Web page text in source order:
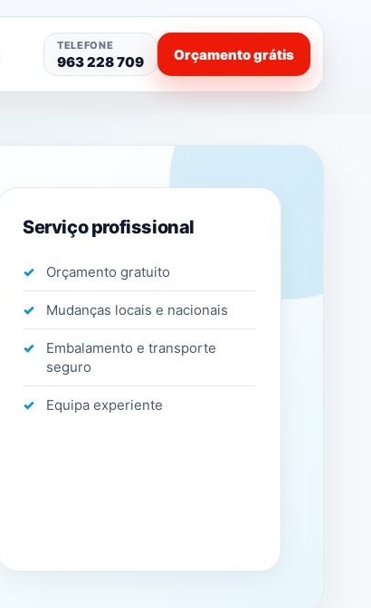
TELEFONE
963 228 709 Orçamento grátis
Serviço profissional
Orçamento gratuito
Mudanças locais e nacionais
Embalamento e transporte
seguro
Equipa experiente